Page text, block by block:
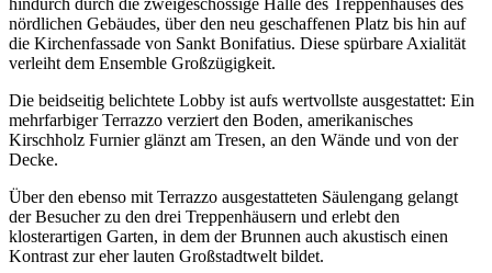
hindurch durch die zweigeschossige Halle des Treppenhauses des
nördlichen Gebäudes, über den neu geschaffenen Platz bis hin auf
die Kirchenfassade von Sankt Bonifatius. Diese spürbare Axialität
verleiht dem Ensemble Großzügigkeit.
Die beidseitig belichtete Lobby ist aufs wertvollste ausgestattet: Ein
mehrfarbiger Terrazzo verziert den Boden, amerikanisches
Kirschholz Furnier glänzt am Tresen, an den Wände und von der
Decke.
Über den ebenso mit Terrazzo ausgestatteten Säulengang gelangt
der Besucher zu den drei Treppenhäusern und erlebt den
klosterartigen Garten, in dem der Brunnen auch akustisch einen
Kontrast zur eher lauten Großstadtwelt bildet.